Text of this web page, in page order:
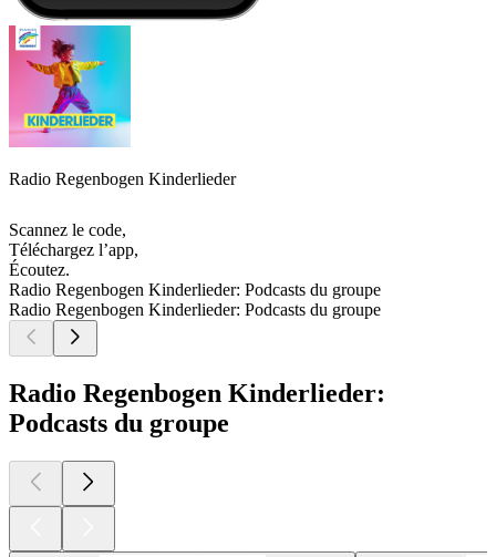
Radio Regenbogen Kinderlieder
Scannez le code,
Téléchargez l’app,
Écoutez.
Radio Regenbogen Kinderlieder: Podcasts du groupe
Radio Regenbogen Kinderlieder: Podcasts du groupe
Radio Regenbogen Kinderlieder:
Podcasts du groupe